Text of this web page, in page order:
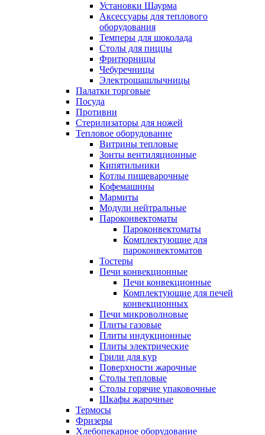
Установки Шаурма
Аксессуары для теплового
оборудования
Темперы для шоколада
Столы для пиццы
Фритюрницы
Чебуречницы
Электрошашлычницы
Палатки торговые
Посуда
Противни
Стерилизаторы для ножей
Тепловое оборудование
Витрины тепловые
Зонты вентиляционные
Кипятильники
Котлы пищеварочные
Кофемашины
Мармиты
Модули нейтральные
Пароконвектоматы
Пароконвектоматы
Комплектующие для
пароконвектоматов
Тостеры
Печи конвекционные
Печи конвекционные
Комплектующие для печей
конвекционных
Печи микроволновые
Плиты газовые
Плиты индукционные
Плиты электрические
Грили для кур
Поверхности жарочные
Столы тепловые
Столы горячие упаковочные
Шкафы жарочные
Термосы
Фризеры
Хлебопекарное оборудование